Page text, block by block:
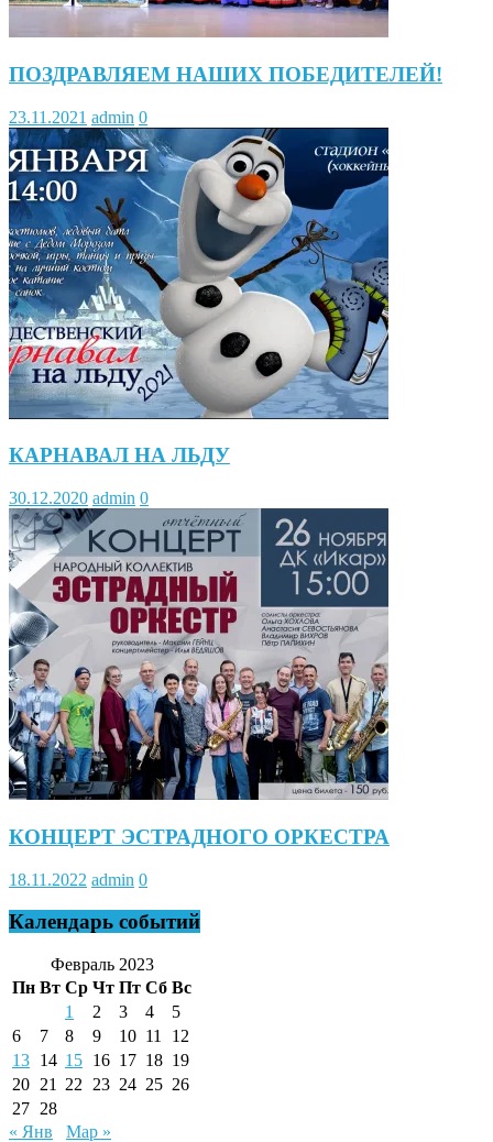
ПОЗДРАВЛЯЕМ НАШИХ ПОБЕДИТЕЛЕЙ!
23.11.2021 admin 0
КАРНАВАЛ НА ЛЬДУ
30.12.2020 admin 0
КОНЦЕРТ ЭСТРАДНОГО ОРКЕСТРА
18.11.2022 admin 0
Календарь событий
Февраль 2023
Пн Вт Ср Чт Пт Сб Вс
1
2 3 4
5
6
7 8 9 10 11
12
13 14 15 16 17 18 19
20 21 22 23 24 25 26
27 28
« Янв
Мар »